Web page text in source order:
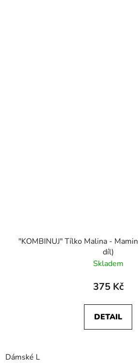
"KOMBINUJ" Tílko Malina -
díl)
Skladem
375 Kč
DETAIL
Dámské L